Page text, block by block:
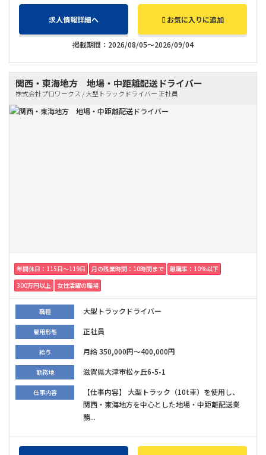
求人情報詳細へ お気に入りに追加
掲載期間：2026/08/05～2026/09/04
関西・東海地方 地場・中距離配送ドライバー
株式会社プロワークス / 大型トラックドライバー 正社員
年間休日：115日〜119日 月の残業時間：10時間まで
離職率：10％以下
300万円以上
女性活躍の職場
職種 大型トラックドライバー
雇用形態 正社員
給与 月給 350,000円～400,000円
勤務地 滋賀県大津市松ヶ丘6-5-1
仕事内容
【仕事内容】 大型トラック（10t車）を使用し、
関西・東海地方を中心とした地場・中距離配送業
務...